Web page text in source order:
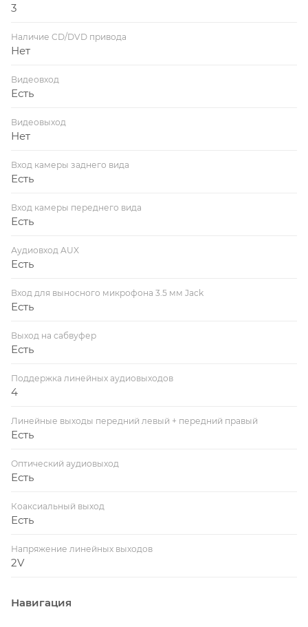
3
Наличие CD/DVD привода
Нет
Видеовход
Есть
Видеовыход
Нет
Вход камеры заднего вида
Есть
Вход камеры переднего вида
Есть
Аудиовход AUX
Есть
Вход для выносного микрофона 3.5 мм Jack
Есть
Выход на сабвуфер
Есть
Поддержка линейных аудиовыходов
4
Линейные выходы передний левый + передний правый
Есть
Оптический аудиовыход
Есть
Коаксиальный выход
Есть
Напряжение линейных выходов
2V
Навигация